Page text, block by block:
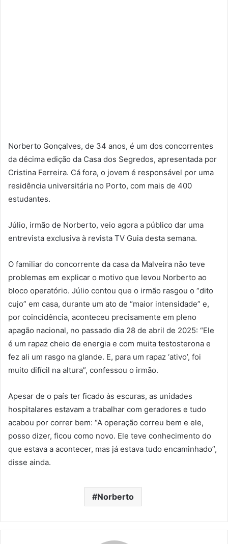
Norberto Gonçalves, de 34 anos, é um dos concorrentes
da décima edição da Casa dos Segredos, apresentada por
Cristina Ferreira. Cá fora, o jovem é responsável por uma
residência universitária no Porto, com mais de 400
estudantes.
Júlio, irmão de Norberto, veio agora a público dar uma
entrevista exclusiva à revista TV Guia desta semana.
O familiar do concorrente da casa da Malveira não teve
problemas em explicar o motivo que levou Norberto ao
bloco operatório. Júlio contou que o irmão rasgou o “dito
cujo” em casa, durante um ato de “maior intensidade” e,
por coincidência, aconteceu precisamente em pleno
apagão nacional, no passado dia 28 de abril de 2025: “Ele
é um rapaz cheio de energia e com muita testosterona e
fez ali um rasgo na glande. E, para um rapaz ‘ativo’, foi
muito difícil na altura”, confessou o irmão.
Apesar de o país ter ficado às escuras, as unidades
hospitalares estavam a trabalhar com geradores e tudo
acabou por correr bem: “A operação correu bem e ele,
posso dizer, ficou como novo. Ele teve conhecimento do
que estava a acontecer, mas já estava tudo encaminhado”,
disse ainda.
Norberto